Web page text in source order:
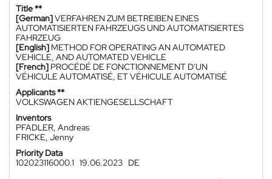
Title **
[German]VERFAHREN ZUM BETREIBEN EINES
AUTOMATISIERTEN FAHRZEUGS UND AUTOMATISIERTES
FAHRZEUG
[English] METHOD FOR OPERATING AN AUTOMATED
VEHICLE, AND AUTOMATED VEHICLE
[French] PROCÉDÉ DE FONCTIONNEMENT D'UN
VÉHICULE AUTOMATISÉ, ET VÉHICULE AUTOMATISÉ
Applicants **
VOLKSWAGEN AKTIENGESELLSCHAFT
Inventors
PFADLER, Andreas
FRICKE, Jenny
Priority Data
102023116000.1 19.06.2023 DE